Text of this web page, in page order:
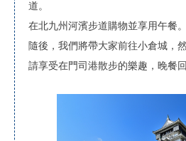
道。
在北九州河濱步道購物並享用午餐
隨後，我們將帶大家前往小倉城，
請享受在門司港散步的樂趣，晚餐